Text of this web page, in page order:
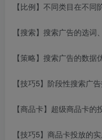
【比例】不同类目在不同
【搜索】搜索广告的选词
【策略】搜索广告的数据
【技巧5】阶段性搜索广
【商品卡】超级商品卡
【技巧5】商品卡投放的